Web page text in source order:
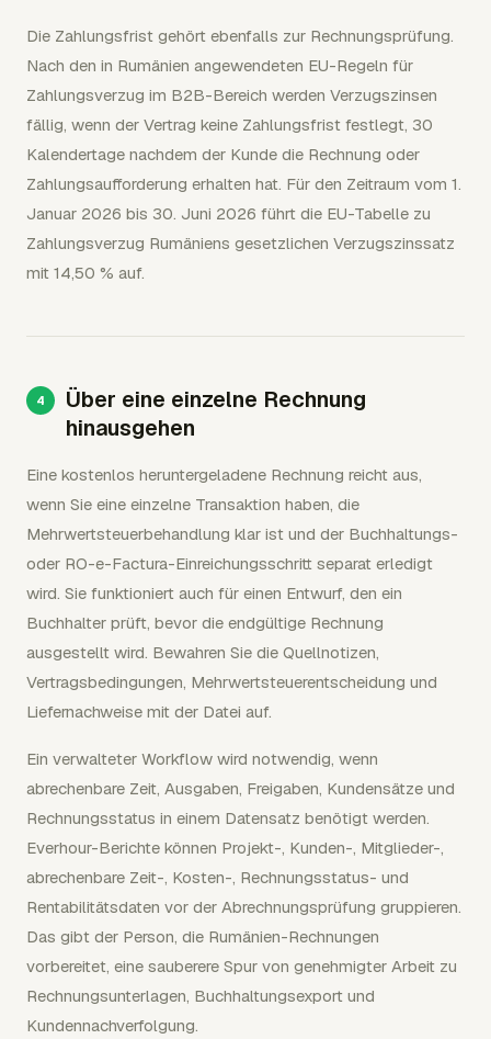
Die Zahlungsfrist gehört ebenfalls zur Rechnungsprüfung.
Nach den in Rumänien angewendeten EU-Regeln für
Zahlungsverzug im B2B-Bereich werden Verzugszinsen
fällig, wenn der Vertrag keine Zahlungsfrist festlegt, 30
Kalendertage nachdem der Kunde die Rechnung oder
Zahlungsaufforderung erhalten hat. Für den Zeitraum vom 1.
Januar 2026 bis 30. Juni 2026 führt die EU-Tabelle zu
Zahlungsverzug Rumäniens gesetzlichen Verzugszinssatz
mit 14,50 % auf.
Über eine einzelne Rechnung
hinausgehen
Eine kostenlos heruntergeladene Rechnung reicht aus,
wenn Sie eine einzelne Transaktion haben, die
Mehrwertsteuerbehandlung klar ist und der Buchhaltungs-
oder RO-e-Factura-Einreichungsschritt separat erledigt
wird. Sie funktioniert auch für einen Entwurf, den ein
Buchhalter prüft, bevor die endgültige Rechnung
ausgestellt wird. Bewahren Sie die Quellnotizen,
Vertragsbedingungen, Mehrwertsteuerentscheidung und
Liefernachweise mit der Datei auf.
Ein verwalteter Workflow wird notwendig, wenn
abrechenbare Zeit, Ausgaben, Freigaben, Kundensätze und
Rechnungsstatus in einem Datensatz benötigt werden.
Everhour-Berichte können Projekt-, Kunden-, Mitglieder-,
abrechenbare Zeit-, Kosten-, Rechnungsstatus- und
Rentabilitätsdaten vor der Abrechnungsprüfung gruppieren.
Das gibt der Person, die Rumänien-Rechnungen
vorbereitet, eine sauberere Spur von genehmigter Arbeit zu
Rechnungsunterlagen, Buchhaltungsexport und
Kundennachverfolgung.